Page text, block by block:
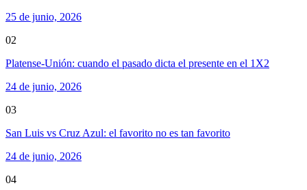
25 de junio, 2026
02
Platense-Unión: cuando el pasado dicta el presente en el 1X2
24 de junio, 2026
03
San Luis vs Cruz Azul: el favorito no es tan favorito
24 de junio, 2026
04